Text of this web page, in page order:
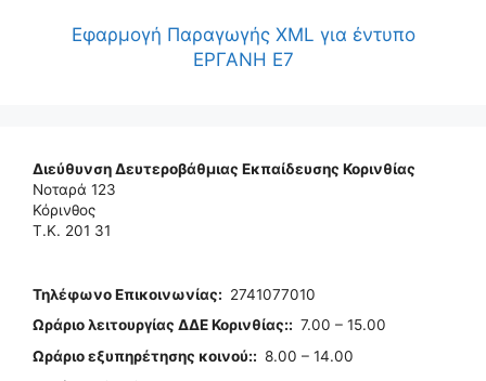
Εφαρμογή Παραγωγής XML για έντυπο
ΕΡΓΑΝΗ Ε7
Διεύθυνση Δευτεροβάθμιας Εκπαίδευσης Κορινθίας
Νοταρά 123
Κόρινθος
Τ.Κ. 201 31
Τηλέφωνo Επικοινωνίας: 2741077010
Ωράριο λειτουργίας ΔΔΕ Κορινθίας:: 7.00 – 15.00
Ωράριο εξυπηρέτησης κοινού:: 8.00 – 14.00